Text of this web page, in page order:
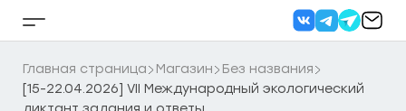
Кнопка
бокового
меню
Главная страница Магазин
Без названия
[15-22.04.2026] VII Международный экологический